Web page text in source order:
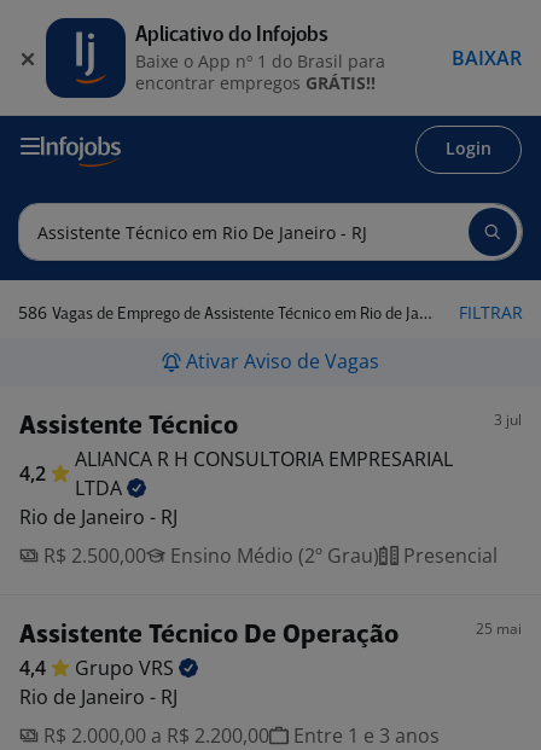
Login
586 Vagas de Emprego de Assistente Técnico em Rio de Janeiro - RJ FILTRAR
Ativar Aviso de Vagas
Assistente Técnico 3 jul
4,2
ALIANCA R H CONSULTORIA EMPRESARIAL
LTDA
Rio de Janeiro - RJ
R$ 2.500,00
Ensino Médio (2º Grau) Presencial
Assistente Técnico De Operação 25 mai
4,4 Grupo VRS
Rio de Janeiro - RJ
R$ 2.000,00 a R$ 2.200,00
Entre 1 e 3 anos
Aplicativo do Infojobs
Baixe o App nº 1 do Brasil para
encontrar empregos GRÁTIS!!
BAIXAR